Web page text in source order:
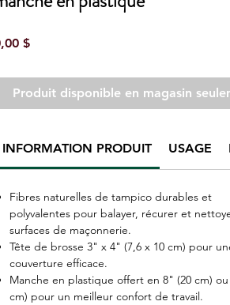
$Prix
Produit disponible en magasin
INFORMATION PRODUIT USAGE
Fibres naturelles de tampico durables et
polyvalentes pour balayer, récurer et
surfaces de maçonnerie.
Tête de brosse 3" x 4" (7,6 x 10 cm) pour
couverture efficace.
Manche en plastique offert en 8" (20 cm) ou
cm) pour un meilleur confort de travail.